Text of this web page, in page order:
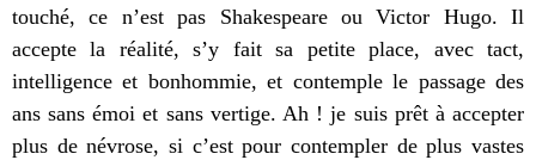
touché, ce n’est pas Shakespeare ou Victor Hugo. Il
accepte la réalité, s’y fait sa petite place, avec tact,
intelligence et bonhommie, et contemple le passage des
ans sans émoi et sans vertige. Ah ! je suis prêt à accepter
plus de névrose, si c’est pour contempler de plus vastes